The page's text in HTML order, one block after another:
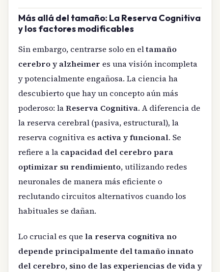
Más allá del tamaño: La Reserva Cognitiva
y los factores modificables
Sin embargo, centrarse solo en eltamaño
cerebro y alzheimer es una visión incompleta
y potencialmente engañosa. La ciencia ha
descubierto que hay un concepto aún más
poderoso: laReserva Cognitiva. A diferencia de
la reserva cerebral (pasiva, estructural), la
reserva cognitiva es activa y funcional. Se
refiere a la capacidad del cerebro para
optimizar su rendimiento, utilizando redes
neuronales de manera más eficiente o
reclutando circuitos alternativos cuando los
habituales se dañan.
Lo crucial es que la reserva cognitiva no
depende principalmente del tamaño innato
del cerebro, sino de las experiencias de vida y